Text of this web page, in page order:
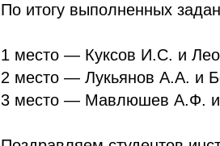
По итогу выполненных
1 место — Куксов И.С. и
2 место — Лукьянов А.А. и
3 место — Мавлюшев А.Ф. и